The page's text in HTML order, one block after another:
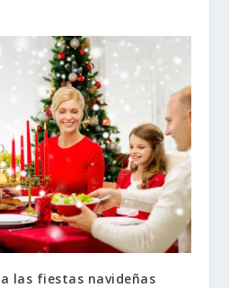
las fiestas navideñas